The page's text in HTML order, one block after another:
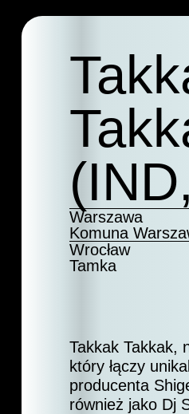
Warszawa
Komuna
Wrocław
Tamka
Takkak Takkak,
który łączy
producenta
również jako Dj